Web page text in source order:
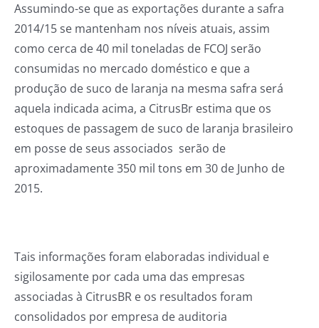
Assumindo-se que as exportações durante a safra
2014/15 se mantenham nos níveis atuais, assim
como cerca de 40 mil toneladas de FCOJ serão
consumidas no mercado doméstico e que a
produção de suco de laranja na mesma safra será
aquela indicada acima, a CitrusBr estima que os
estoques de passagem de suco de laranja brasileiro
em posse de seus associados serão de
aproximadamente 350 mil tons em 30 de Junho de
2015.
Tais informações foram elaboradas individual e
sigilosamente por cada uma das empresas
associadas à CitrusBR e os resultados foram
consolidados por empresa de auditoria